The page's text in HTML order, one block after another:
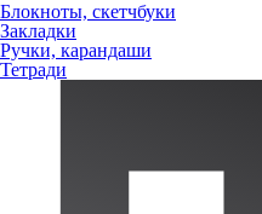
Блокноты, скетчбуки
Закладки
Ручки, карандаши
Тетради